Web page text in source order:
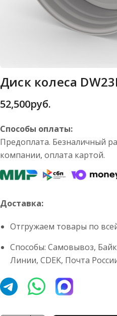
Диск колеса
52,500руб.
Способы оплаты:
Предоплата. Безналичный
компании, оплата картой.
Доставка:
Отгружаем товары по
Способы: Самовывоз,
Линии, CDEK, Почта